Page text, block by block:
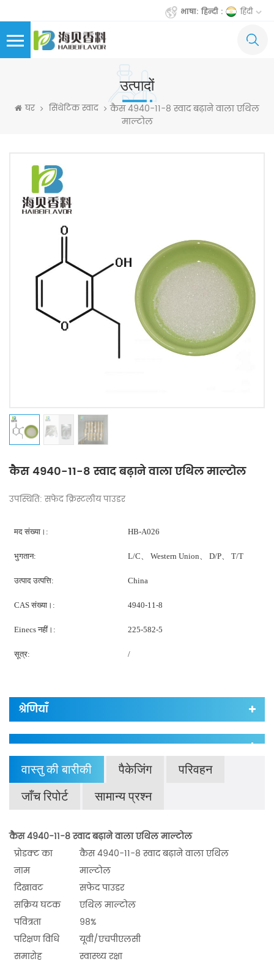
भाषा: हिन्दी : हिंदी
उत्पादों
घर सिंथेटिक स्वाद
कैस 4940-11-8 स्वाद बढ़ाने वाला एथिल
माल्टोल
कैस 4940-11-8 स्वाद बढ़ाने वाला एथिल माल्टोल
उपस्थिति: सफेद क्रिस्टलीय पाउडर
मद संख्या।: HB-A026
भुगतान: L/C、 Western Union、 D/P、 T/T
उत्पाद उत्पत्ति: China
CAS संख्या।: 4940-11-8
Einecs नहीं।: 225-582-5
सूत्र: /
श्रेणियाँ
वास्तु की बारीकी पैकेजिंग
परिवहन
जाँच रिपोर्ट
सामान्य प्रश्न
कैस 4940-11-8 स्वाद बढ़ाने वाला एथिल माल्टोल
प्रोडक्ट का
नाम
कैस 4940-11-8 स्वाद बढ़ाने वाला एथिल
माल्टोल
दिखावट
सफेद पाउडर
सक्रिय घटक
एथिल माल्टोल
पवित्रता
98%
परिक्षण विधि
यूवी/एचपीएलसी
समारोह
स्वास्थ्य रक्षा